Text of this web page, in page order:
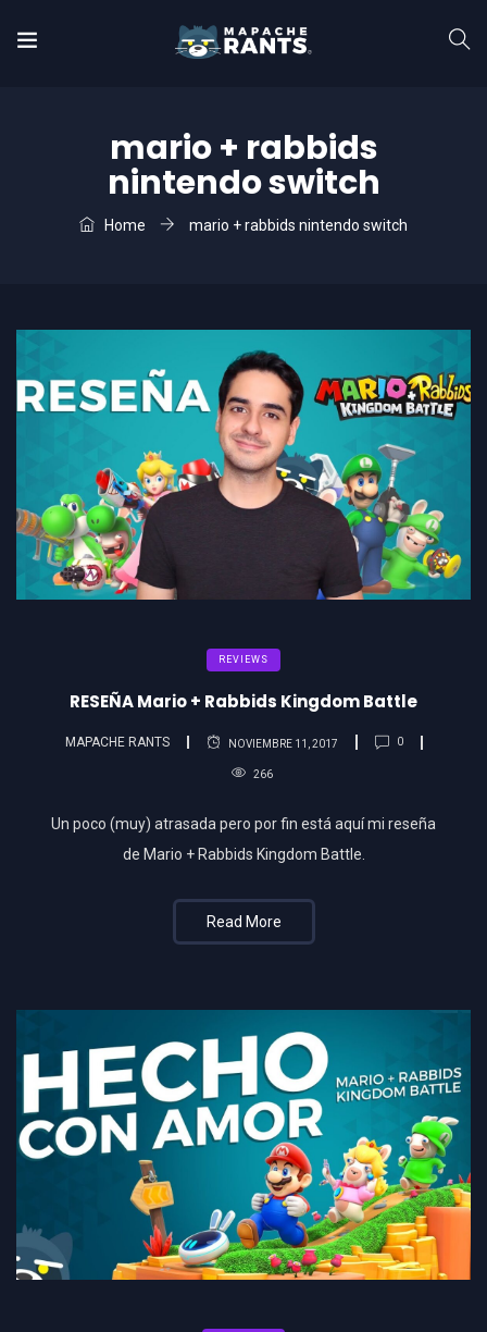
mario + rabbids
nintendo switch
Home mario + rabbids nintendo switch
REVIEWS
RESEÑA Mario + Rabbids Kingdom Battle
MAPACHE RANTS NOVIEMBRE 11, 2017 0
266
Un poco (muy) atrasada pero por fin está aquí mi reseña
de Mario + Rabbids Kingdom Battle.
Read More